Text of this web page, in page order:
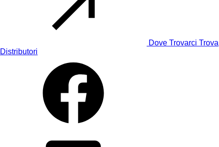
Dove Trovarci Trova
Distributori